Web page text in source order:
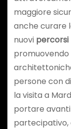
maggiore
anche curare
nuovi percorsi
persone con
la visita a
portare
partecipativo,